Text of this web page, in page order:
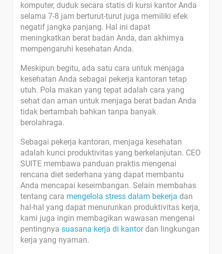
komputer, duduk secara statis di kursi kantor Anda
selama 7-8 jam berturut-turut juga memiliki efek
negatif jangka panjang. Hal ini dapat
meningkatkan berat badan Anda, dan akhirnya
mempengaruhi kesehatan Anda.
Meskipun begitu, ada satu cara untuk menjaga
kesehatan Anda sebagai pekerja kantoran tetap
utuh. Pola makan yang tepat adalah cara yang
sehat dan aman untuk menjaga berat badan Anda
tidak bertambah bahkan tanpa banyak
berolahraga.
Sebagai pekerja kantoran, menjaga kesehatan
adalah kunci produktivitas yang berkelanjutan. CEO
SUITE membawa panduan praktis mengenai
rencana diet sederhana yang dapat membantu
Anda mencapai keseimbangan. Selain membahas
tentang cara mengelola stress dalam bekerja dan
hal-hal yang dapat menurunkan produktivitas kerja,
kami juga ingin membagikan wawasan mengenai
pentingnya suasana kerja di kantordan lingkungan
kerja yang nyaman.